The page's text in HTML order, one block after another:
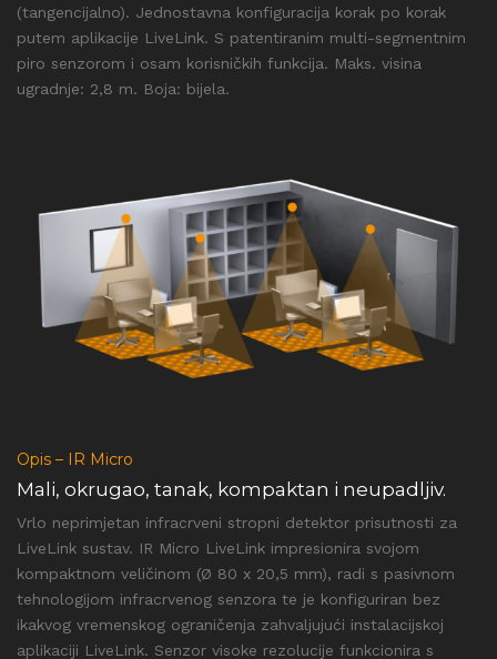
(tangencijalno). Jednostavna konfiguracija korak po korak
putem aplikacije LiveLink. S patentiranim multi-segmentnim
piro senzorom i osam korisničkih funkcija. Maks. visina
ugradnje: 2,8 m. Boja: bijela.
Opis – IR Micro
Mali, okrugao, tanak, kompaktan i neupadljiv.
Vrlo neprimjetan infracrveni stropni detektor prisutnosti za
LiveLink sustav. IR Micro LiveLink impresionira svojom
kompaktnom veličinom (Ø 80 x 20,5 mm), radi s pasivnom
tehnologijom infracrvenog senzora te je konfiguriran bez
ikakvog vremenskog ograničenja zahvaljujući instalacijskoj
aplikaciji LiveLink. Senzor visoke rezolucije funkcionira s